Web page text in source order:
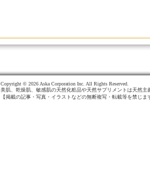
Copyright © 2026 Aska Corporation Inc. All Rights Reserved.
美肌、乾燥肌、敏感肌の天然化粧品や天然サプリメントは天然主
【掲載の記事・写真・イラストなどの無断複写・転載等を禁じま